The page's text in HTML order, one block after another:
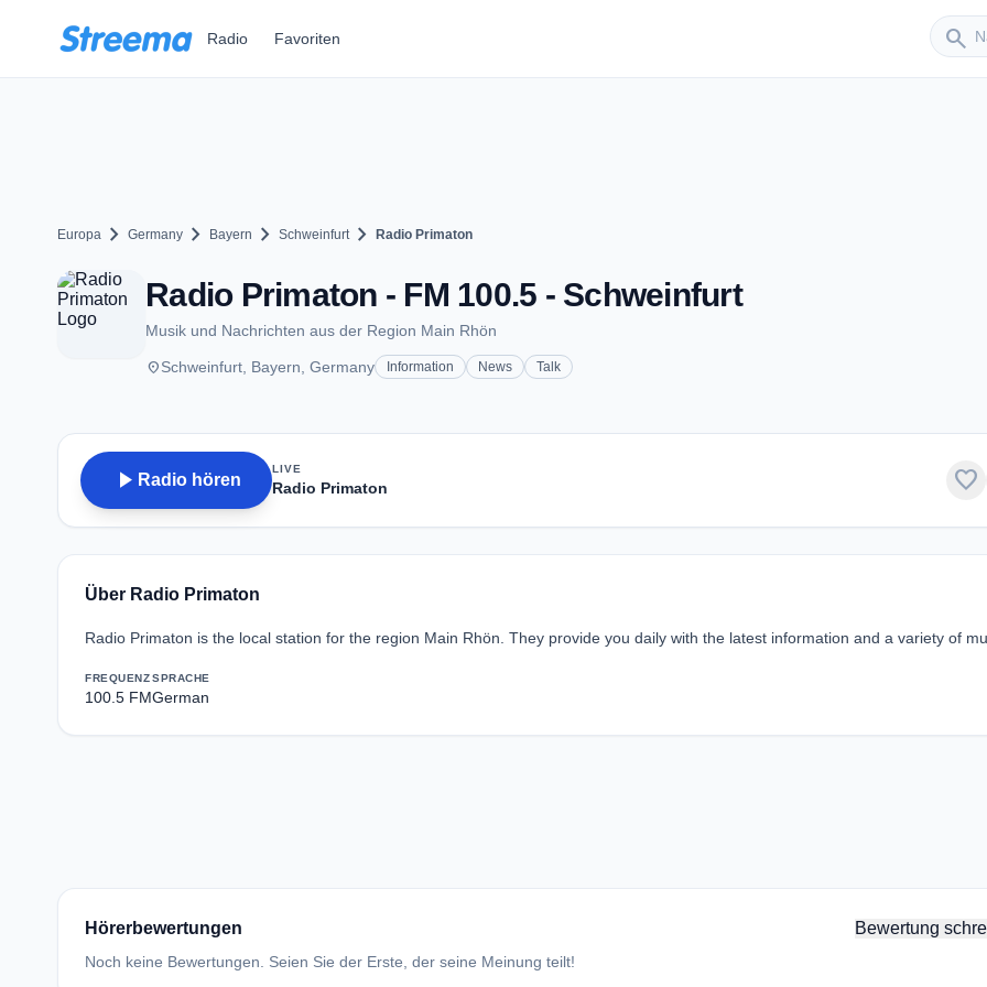
Radio Favoriten search
Sender
Europa chevron_right Germany chevron_right Bayern chevron_right Schweinfurtchevron_right Radio Primaton
Radio Primaton - FM 100.5 - Schweinfurt
Musik und Nachrichten aus der Region Main Rhön
placeSchweinfurt, Bayern, Germany Information News Talk
play_arrow Radio hören
LIVE
Radio Primaton favorite
Über Radio Primaton
Radio Primaton is the local station for the region Main Rhön. They provide you daily with the latest information and a variety of
FREQUENZ
100.5 FM
SPRACHE
German
Hörerbewertungen Bewertung
Noch keine Bewertungen. Seien Sie der Erste, der seine Meinung teilt!